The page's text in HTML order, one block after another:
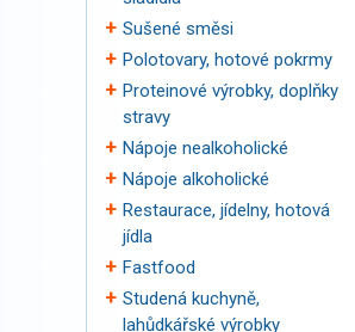
Sušené směsi
Polotovary, hotové pokrmy
Proteinové výrobky, doplňky
stravy
Nápoje nealkoholické
Nápoje alkoholické
Restaurace, jídelny, hotová
jídla
Fastfood
Studená kuchyně,
lahůdkářské výrobky